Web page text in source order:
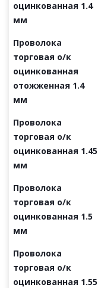
оцинкованная 1.4
мм
Проволока
торговая о/к
оцинкованная
отожженная 1.4
мм
Проволока
торговая о/к
оцинкованная 1.45
мм
Проволока
торговая о/к
оцинкованная 1.5
мм
Проволока
торговая о/к
оцинкованная 1.55